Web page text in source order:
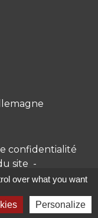
confidentialité
site -
des Communes
over what you want
Personalize